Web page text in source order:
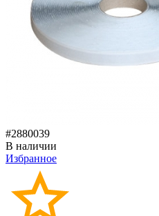
#2880039
В наличии
Избранное